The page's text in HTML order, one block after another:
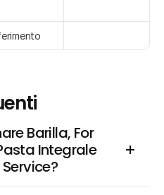
Barilla, For
Integrale